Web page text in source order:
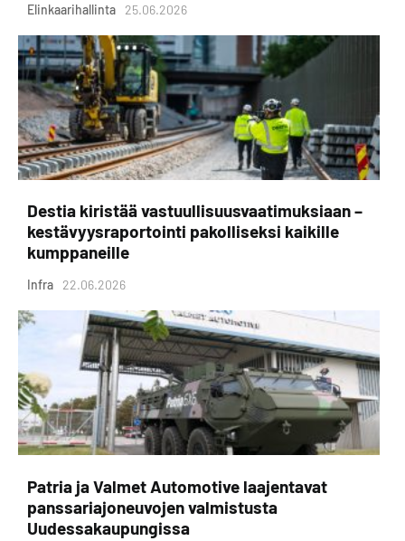
Elinkaarihallinta 25.06.2026
Destia kiristää vastuullisuusvaatimuksiaan –
kestävyysraportointi pakolliseksi kaikille
kumppaneille
Infra 22.06.2026
Patria ja Valmet Automotive laajentavat
panssariajoneuvojen valmistusta
Uudessakaupungissa